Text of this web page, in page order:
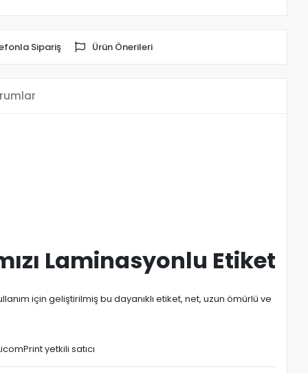
Sipariş Ürün Önerileri
Laminasyonlu Etiket
için geliştirilmiş bu dayanıklı etiket, net, uzun ömürlü ve
yetkili satıcı